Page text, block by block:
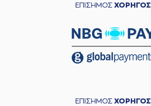
ΕΠΙΣΗΜΟΣ ΧΟΡΗΓΟΣ
ΕΠΙΣΗΜΟΣ ΧΟΡΗΓΟΣ